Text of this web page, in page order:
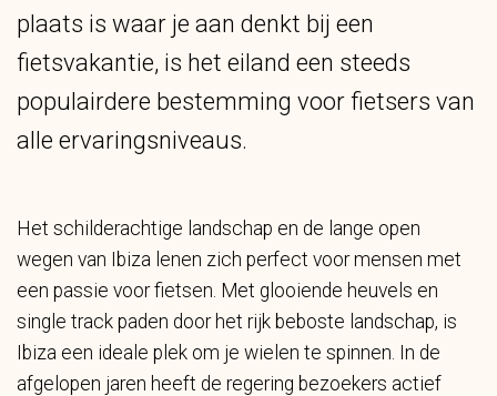
plaats is waar je aan denkt bij een
fietsvakantie, is het eiland een steeds
populairdere bestemming voor fietsers van
alle ervaringsniveaus.
Het schilderachtige landschap en de lange open
wegen van Ibiza lenen zich perfect voor mensen met
een passie voor fietsen. Met glooiende heuvels en
single track paden door het rijk beboste landschap, is
Ibiza een ideale plek om je wielen te spinnen. In de
afgelopen jaren heeft de regering bezoekers actief